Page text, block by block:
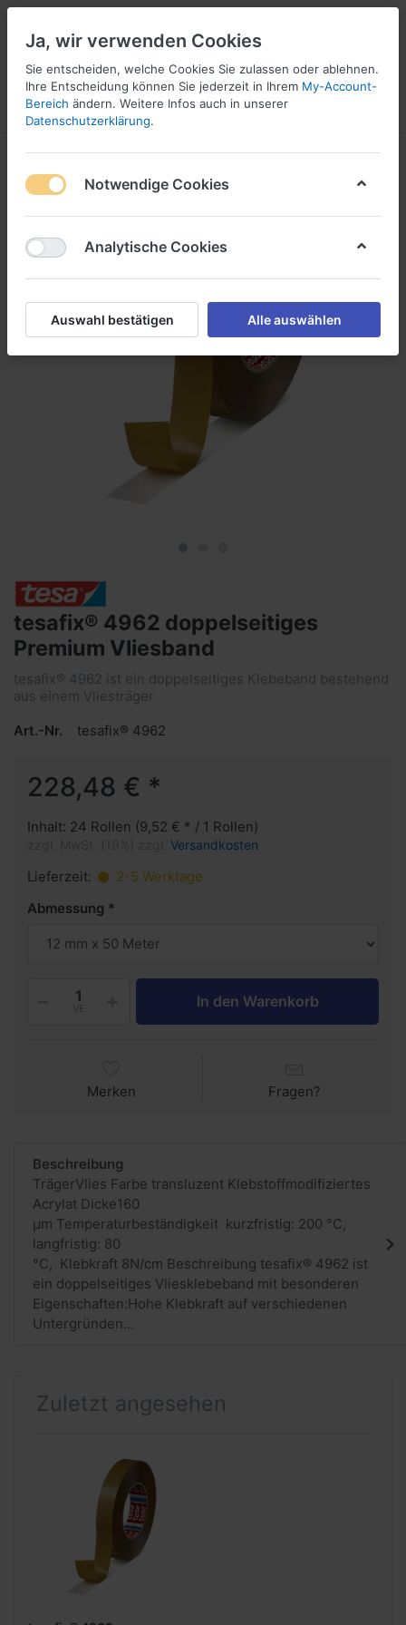
Menü Anmelden Wunschliste
1
tesafix® 4962 doppelseitiges
Premium Vliesband
tesafix® 4962 ist ein doppelseitiges Klebeband bestehend
aus einem Vliesträger
Art.-Nr.
tesafix® 4962
228,48 € *
Inhalt: 24 Rollen (9,52 € * / 1 Rollen)
Versandkosten
Lieferzeit:
2-5 Werktage
Abmessung
VE In den Warenkorb
Merken Fragen?
Beschreibung
TrägerVlies Farbe transluzent Klebstoff modifiziertes
Acrylat Dicke160
µm Temperaturbeständigkeit kurzfristig: 200 °C,
langfristig: 80
°C, Klebkraft 8N/cm Beschreibung tesafix® 4962 ist
ein doppelseitiges Vliesklebeband mit besonderen
Eigenschaften:Hohe Klebkraft auf verschiedenen
Untergründen...
Zuletzt angesehen
Ja, wir verwenden Cookies
Sie entscheiden, welche Cookies Sie zulassen oder ablehnen.
Ihre Entscheidung können Sie jederzeit in Ihrem My-Account-
Bereich ändern. Weitere Infos auch in unserer
Datenschutzerklärung.
Notwendige Cookies
Analytische Cookies
Auswahl bestätigen Alle auswählen